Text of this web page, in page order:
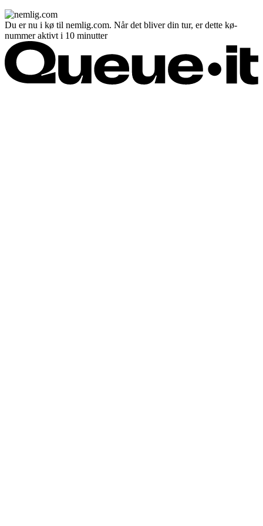
Du er nu i kø til nemlig.com. Når det bliver din tur, er dette kø-
nummer aktivt i 10 minutter